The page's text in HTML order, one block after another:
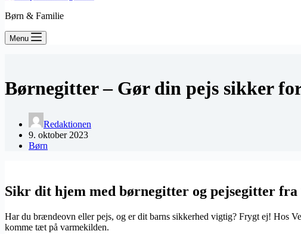
Børn & Familie
Menu
Børnegitter – Gør din pejs sikker
Redaktionen
9. oktober 2023
Børn
Sikr dit hjem med børnegitter og pejsegitter fra
Har du brændeovn eller pejs, og er dit barns sikkerhed vigtig? Frygt ej! Hos
komme tæt på varmekilden.